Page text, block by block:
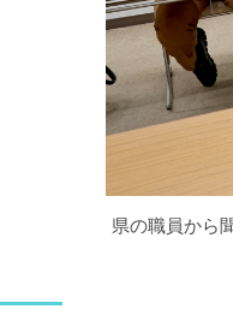
県の職員から